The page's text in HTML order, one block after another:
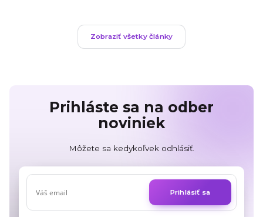
Zobraziť všetky články
Prihláste sa na odber
noviniek
Môžete sa kedykoľvek odhlásiť.
Prihlásiť sa